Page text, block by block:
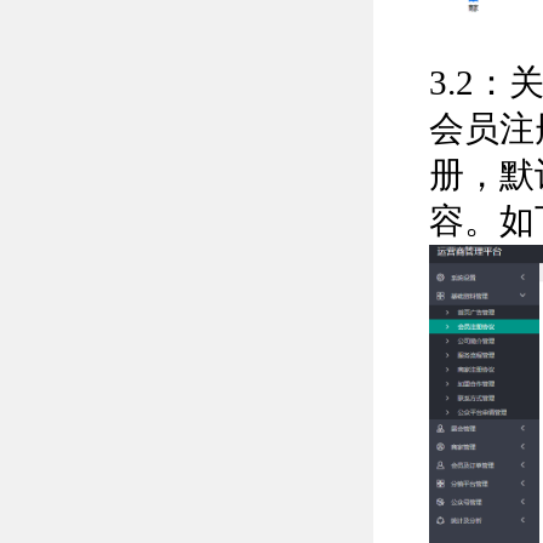
3.2：
会员
册，
容。